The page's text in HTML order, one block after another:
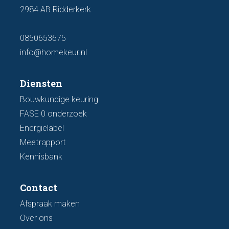
2984 AB Ridderkerk
0850653675
info@homekeur.nl
Diensten
Bouwkundige keuring
FASE 0 onderzoek
Energielabel
Meetrapport
Kennisbank
Contact
Afspraak maken
Over ons